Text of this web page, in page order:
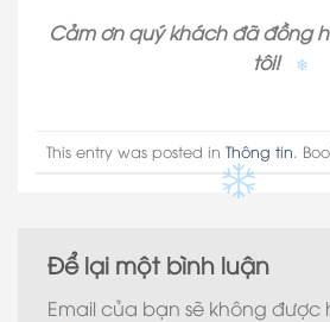
Cảm ơn quý khách đã đồng
tôi!
This entry was posted in Thông tin.
Để lại một bình luận
Email của bạn sẽ không được